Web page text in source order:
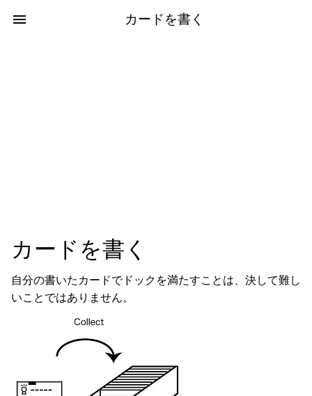
カードを書く
カードを書く
自分の書いたカードでドックを満たすことは、決して難し
いことではありません。